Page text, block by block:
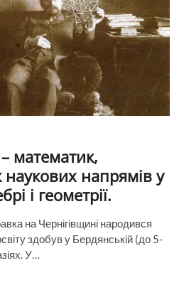
математик,
напрямів у
і геометрії.
на Чернігівщині народився
здобув у Бердянській (до 5-
У…